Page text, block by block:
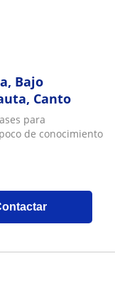
Bajo
Canto
para
de conocimiento